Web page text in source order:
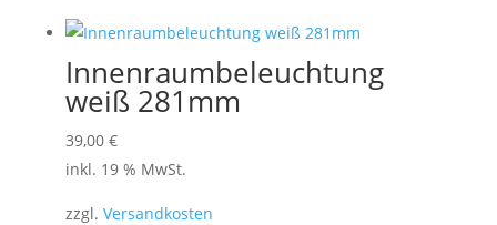
auf.
Optionen
können
der
Innenraumbeleuchtung
weiß 281mm
39,00 €
inkl. 19 % MwSt.
zzgl. Versandkosten